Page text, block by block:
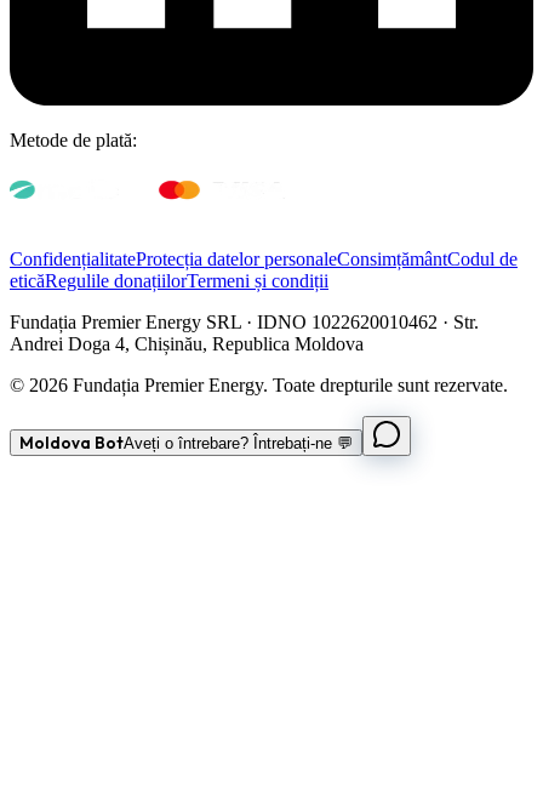
Metode de plată:
ConfidențialitateProtecția datelor personaleConsimțământCodul de
eticăRegulile donațiilorTermeni și condiții
Fundația Premier Energy SRL · IDNO 1022620010462 · Str.
Andrei Doga 4, Chișinău, Republica Moldova
© 2026 Fundația Premier Energy. Toate drepturile sunt rezervate.
Moldova BotAveți o întrebare? Întrebați-ne 💬